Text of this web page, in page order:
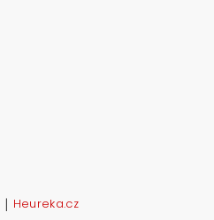
| Heureka.cz